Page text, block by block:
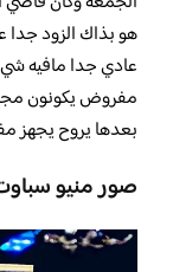
هو بذاك الزود جدا
عادي جدا مافيه
مفروض يكونون
بعدها يروح يجهز
صور منيو